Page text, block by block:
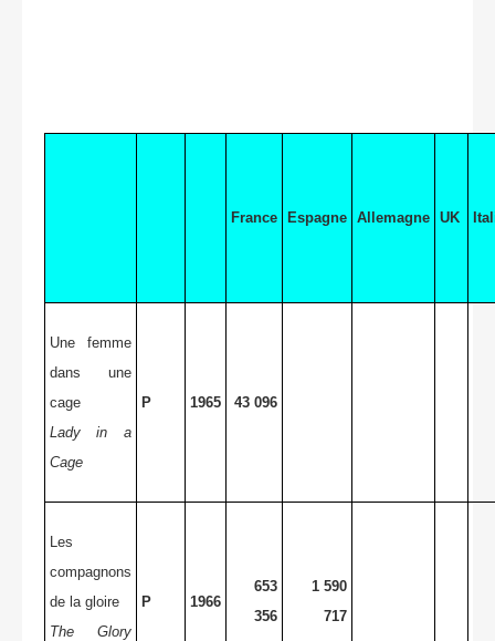
France Espagne Allemagne UK
Une femme
dans une
cage
Lady in a
Cage
P 1965 43 096
Les
compagnons
de la gloire
The Glory
P 1966
653
356
1 590
717